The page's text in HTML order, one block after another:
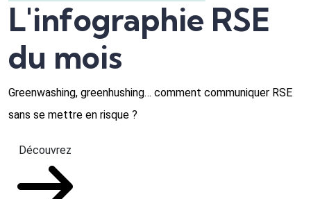
L'infographie RSE
du mois
Greenwashing, greenhushing… comment communiquer RSE
sans se mettre en risque ?
Découvrez